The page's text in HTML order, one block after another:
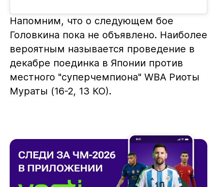
Напомним, что о следующем бое
Головкина пока не объявлено. Наиболее
вероятным называется проведение в
декабре поединка в Японии против
местного "суперчемпиона" WBA Риоты
Мураты (16-2, 13 КО).